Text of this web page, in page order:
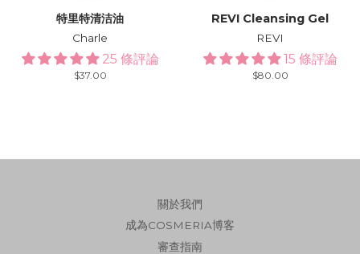
特里特清洁油
Charle
25 條評論
Regular
$37.00
REVI Cleansing Gel
REVI
15 條評論
Regular
$80.00
關於我們
成為COSMERIA博客
審查指南